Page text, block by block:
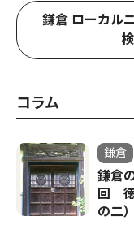
鎌倉 ローカル
コラム
鎌倉
鎌倉
回 徳
の二）